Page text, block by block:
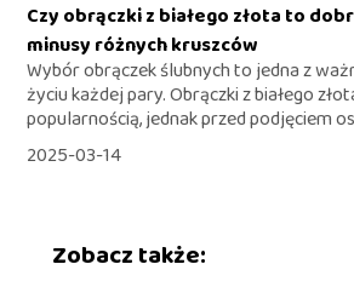
Czy obrączki z białego złota to
minusy różnych kruszców
Wybór obrączek ślubnych to jedna z
życiu każdej pary. Obrączki z białego
popularnością, jednak przed podjęciem
2025-03-14
Zobacz także: